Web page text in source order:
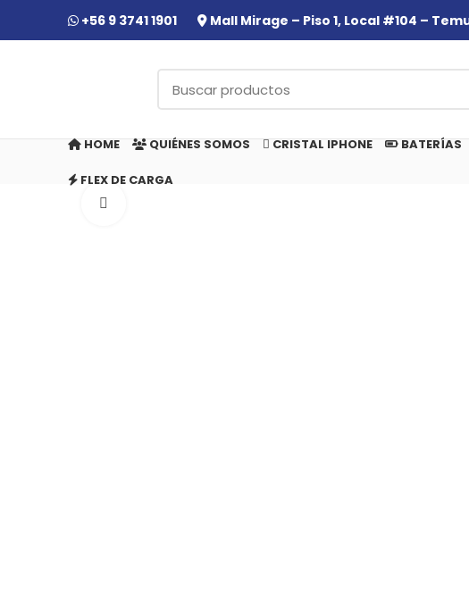
+56 9 3741 1901 Mall Mirage – Piso 1, Local #104 –
HOME QUIÉNES SOMOS CRISTAL IPHONE BATERÍAS
FLEX DE CARGA